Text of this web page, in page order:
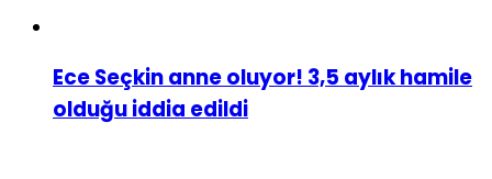
Ece Seçkin anne oluyor! 3,5 aylık hamile
olduğu iddia edildi